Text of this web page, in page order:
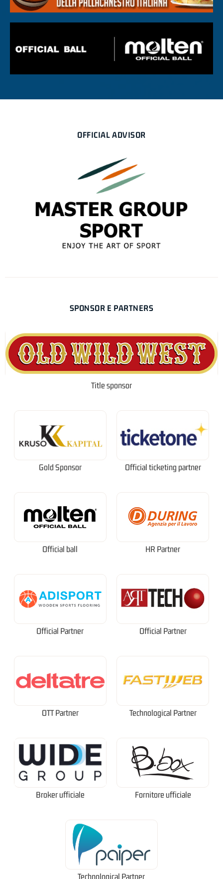
OFFICIAL ADVISOR
SPONSOR E PARTNERS
Title sponsor
Gold Sponsor Official ticketing partner
Official ball HR Partner
Official Partner Official Partner
OTT Partner Technological Partner
Broker ufficiale Fornitore ufficiale
Technological Partner